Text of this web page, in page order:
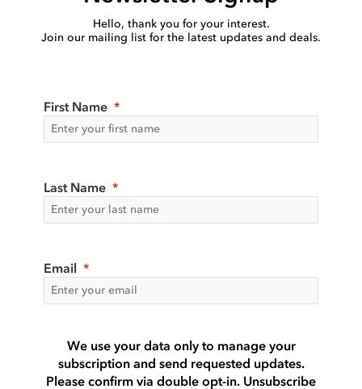
Hello, thank you for your interest.
Join our mailing list for the latest updates and deals.
First Name
Last Name
Email
We use your data only to manage your
subscription and send requested updates.
Please confirm via double opt-in. Unsubscribe